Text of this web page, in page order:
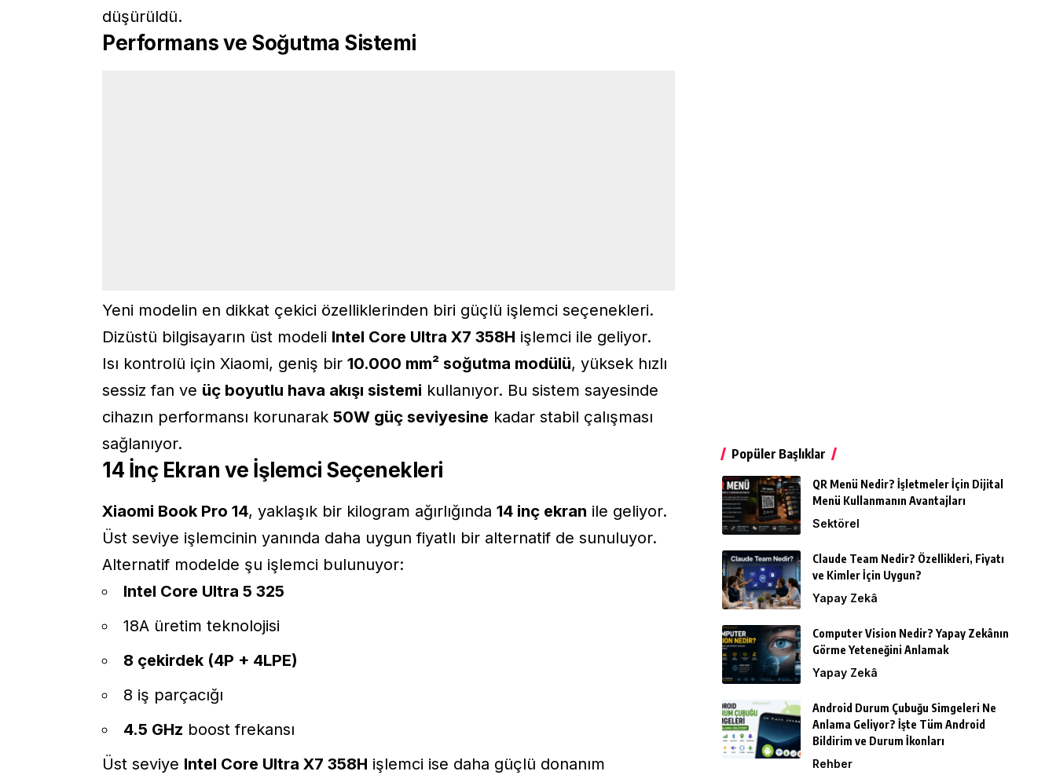
düşürüldü.
Performans ve Soğutma Sistemi
Yeni modelin en dikkat çekici özelliklerinden biri güçlü işlemci seçenekleri.
Dizüstü bilgisayarın üst modeli Intel Core Ultra X7 358H işlemci ile geliyor.
Isı kontrolü için Xiaomi, geniş bir 10.000 mm² soğutma modülü, yüksek hızlı
sessiz fan ve üç boyutlu hava akışı sistemi kullanıyor. Bu sistem sayesinde
cihazın performansı korunarak 50W güç seviyesine kadar stabil çalışması
sağlanıyor.
14 İnç Ekran ve İşlemci Seçenekleri
Xiaomi Book Pro 14, yaklaşık bir kilogram ağırlığında 14 inç ekran ile geliyor.
Üst seviye işlemcinin yanında daha uygun fiyatlı bir alternatif de sunuluyor.
Alternatif modelde şu işlemci bulunuyor:
Intel Core Ultra 5 325
18A üretim teknolojisi
8 çekirdek (4P + 4LPE)
8 iş parçacığı
4.5 GHz boost frekansı
Üst seviye Intel Core Ultra X7 358H işlemci ise daha güçlü donanım
Popüler Başlıklar
QR Menü Nedir? İşletmeler İçin Dijital
Menü Kullanmanın Avantajları
Sektörel
Claude Team Nedir? Özellikleri, Fiyatı
ve Kimler İçin Uygun?
Yapay Zekâ
Computer Vision Nedir? Yapay Zekânın
Görme Yeteneğini Anlamak
Yapay Zekâ
Android Durum Çubuğu Simgeleri Ne
Anlama Geliyor? İşte Tüm Android
Bildirim ve Durum İkonları
Rehber